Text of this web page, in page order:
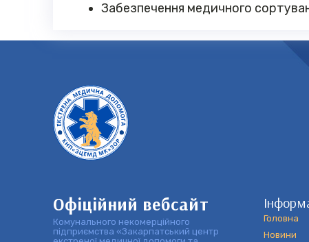
Забезпечення медичного
Офіційний вебсайт
Комунального некомерційного
підприємства «Закарпатський центр
Головна
Новини